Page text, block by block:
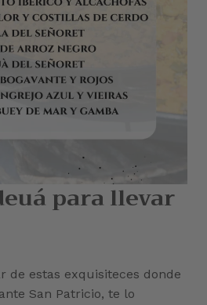
para llevar
de estas exquisiteces donde
San Patricio, te lo